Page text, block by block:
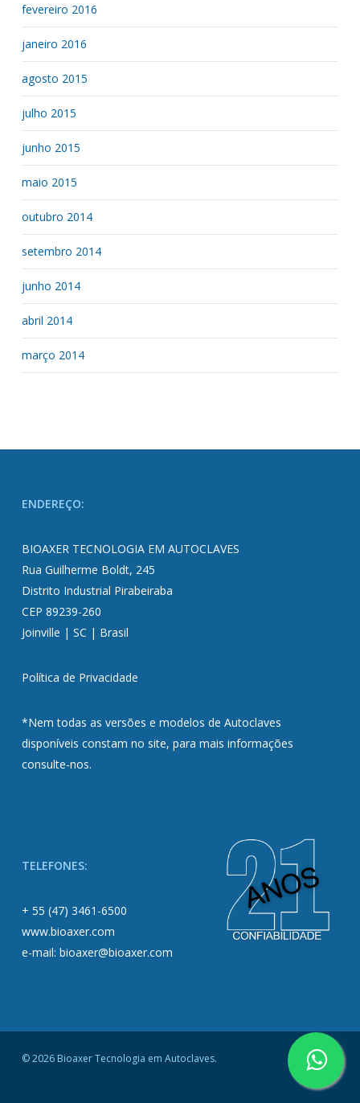
fevereiro 2016
janeiro 2016
agosto 2015
julho 2015
junho 2015
maio 2015
outubro 2014
setembro 2014
junho 2014
abril 2014
março 2014
ENDEREÇO:
BIOAXER TECNOLOGIA EM AUTOCLAVES
Rua Guilherme Boldt, 245
Distrito Industrial Pirabeiraba
CEP 89239-260
Joinville | SC | Brasil
Política de Privacidade
*Nem todas as versões e modelos de Autoclaves
disponíveis constam no site, para mais informações
consulte-nos.
TELEFONES:
+ 55 (47) 3461-6500
www.bioaxer.com
e-mail: bioaxer@bioaxer.com
© 2026 Bioaxer Tecnologia em Autoclaves.